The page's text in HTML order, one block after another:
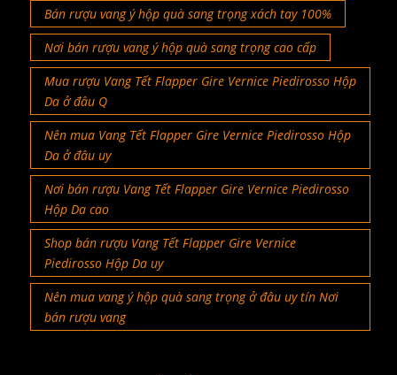
Bán rượu vang ý hộp quà sang trọng xách tay 100%
Nơi bán rượu vang ý hộp quà sang trọng cao cấp
Mua rượu Vang Tết Flapper Gire Vernice Piedirosso Hộp
Da ở đâu Q
Nên mua Vang Tết Flapper Gire Vernice Piedirosso Hộp
Da ở đâu uy
Nơi bán rượu Vang Tết Flapper Gire Vernice Piedirosso
Hộp Da cao
Shop bán rượu Vang Tết Flapper Gire Vernice
Piedirosso Hộp Da uy
Nên mua vang ý hộp quà sang trọng ở đâu uy tín Nơi
bán rượu vang